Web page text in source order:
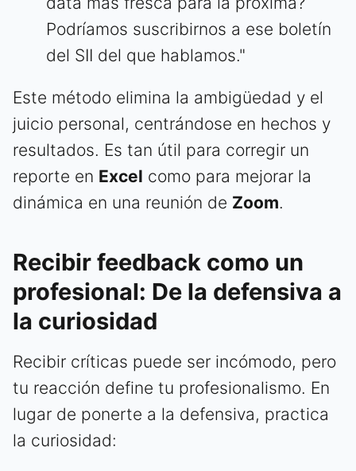
Podríamos suscribirnos a ese boletín
del SII del que hablamos."
Este método elimina la ambigüedad y el
juicio personal, centrándose en hechos y
resultados. Es tan útil para corregir un
reporte en Excel como para mejorar la
dinámica en una reunión de Zoom.
Recibir feedback como un
profesional: De la defensiva a
la curiosidad
Recibir críticas puede ser incómodo, pero
tu reacción define tu profesionalismo. En
lugar de ponerte a la defensiva, practica
la curiosidad: